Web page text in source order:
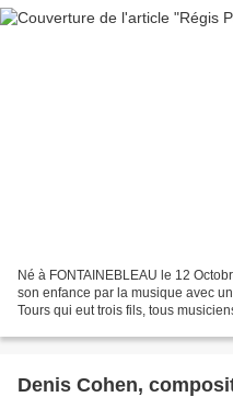
Né à FONTAINEBLEAU le 12
son enfance par la musique avec
Tours qui eut trois fils, tous
Denis Cohen,